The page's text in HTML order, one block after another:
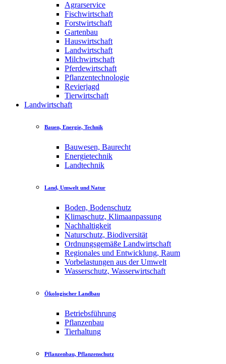
Agrarservice
Fischwirtschaft
Forstwirtschaft
Gartenbau
Hauswirtschaft
Landwirtschaft
Milchwirtschaft
Pferdewirtschaft
Pflanzentechnologie
Revierjagd
Tierwirtschaft
Landwirtschaft
Bauen, Energie, Technik
Bauwesen, Baurecht
Energietechnik
Landtechnik
Land, Umwelt und Natur
Boden, Bodenschutz
Klimaschutz, Klimaanpassung
Nachhaltigkeit
Naturschutz, Biodiversität
Ordnungsgemäße Landwirtschaft
Regionales und Entwicklung, Raum
Vorbelastungen aus der Umwelt
Wasserschutz, Wasserwirtschaft
Ökologischer Landbau
Betriebsführung
Pflanzenbau
Tierhaltung
Pflanzenbau, Pflanzenschutz